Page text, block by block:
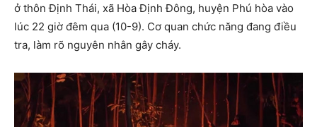
ở thôn Định Thái, xã Hòa Định Đông, huyện Phú hòa vào
lúc 22 giờ đêm qua (10-9). Cơ quan chức năng đang điều
tra, làm rõ nguyên nhân gây cháy.